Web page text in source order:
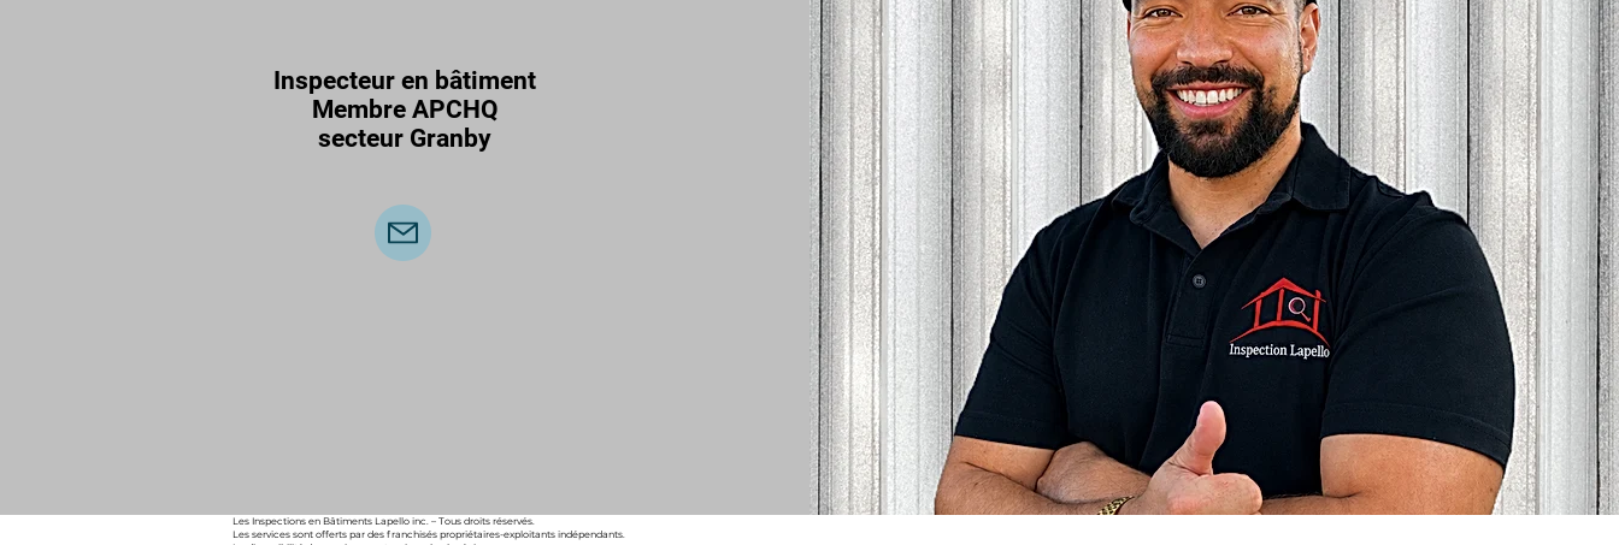
Inspecteur en bâtiment
Membre APCHQ
secteur Granby
Les Inspections en Bâtiments Lapello inc. – Tous droits réservés.
Les services sont offerts par des franchisés propriétaires-exploitants indépendants.